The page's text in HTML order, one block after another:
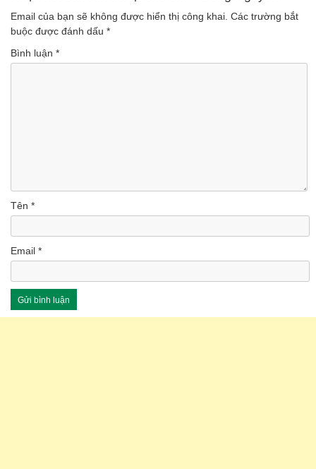
Email của bạn sẽ không được hiển thị công khai. Các trường bắt
buộc được đánh dấu *
Bình luận *
Tên *
Email *